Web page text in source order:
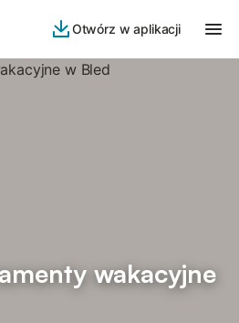
Otwórz w aplikacji
wakacyjne